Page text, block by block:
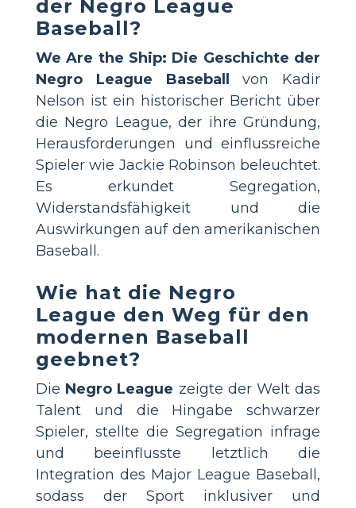
der Negro League
Baseball?
We Are the Ship: Die Geschichte der
Negro League Baseball
von Kadir
Nelson ist ein historischer Bericht über
die Negro League, der ihre Gründung,
Herausforderungen und einflussreiche
Spieler wie Jackie Robinson beleuchtet.
Es erkundet Segregation,
Widerstandsfähigkeit und die
Auswirkungen auf den amerikanischen
Baseball.
Wie hat die Negro
League den Weg für den
modernen Baseball
geebnet?
Die Negro League zeigte der Welt das
Talent und die Hingabe schwarzer
Spieler, stellte die Segregation infrage
und beeinflusste letztlich die
Integration des Major League Baseball,
sodass der Sport inklusiver und